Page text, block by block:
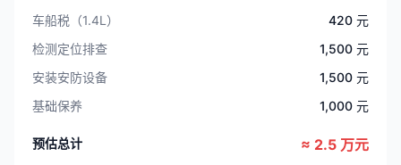
车船税（1.4L）
420 元
检测定位排查
1,500 元
安装安防设备
1,500 元
基础保养
1,000 元
预估总计 ≈ 2.5 万元